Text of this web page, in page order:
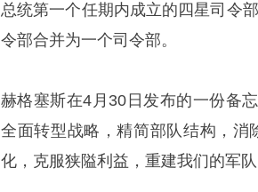
总统第一个任期内成立的四星司令
令部合并为一个司令部。
赫格塞斯在4月30日发布的一份备
全面转型战略，精简部队结构，
化，克服狭隘利益，重建我们的军